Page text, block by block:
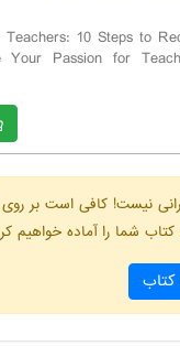
10 Steps to
Your Passion for
نیست! کافی است بر
شما را آماده خواهیم